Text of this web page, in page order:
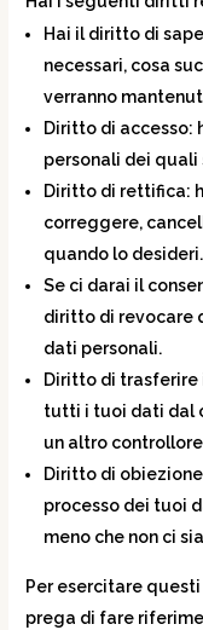
Hai il diritto di
necessari, cosa
verranno
Diritto di accesso:
personali dei quali
Diritto di rettifica:
correggere,
quando lo desideri.
Se ci darai il
diritto di revocare
dati personali.
Diritto di
tutti i tuoi dati dal
un altro
Diritto di
processo dei tuoi
meno che non ci
Per esercitare
prega di fare